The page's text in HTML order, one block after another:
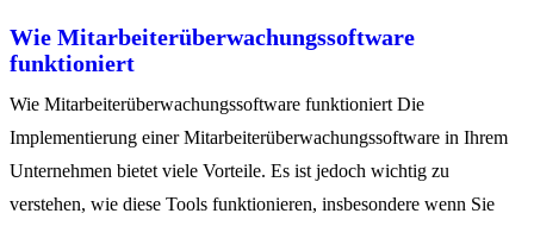
Wie Mitarbeiterüberwachungssoftware
funktioniert
Wie Mitarbeiterüberwachungssoftware funktioniert Die
Implementierung einer Mitarbeiterüberwachungssoftware in Ihrem
Unternehmen bietet viele Vorteile. Es ist jedoch wichtig zu
verstehen, wie diese Tools funktionieren, insbesondere wenn Sie